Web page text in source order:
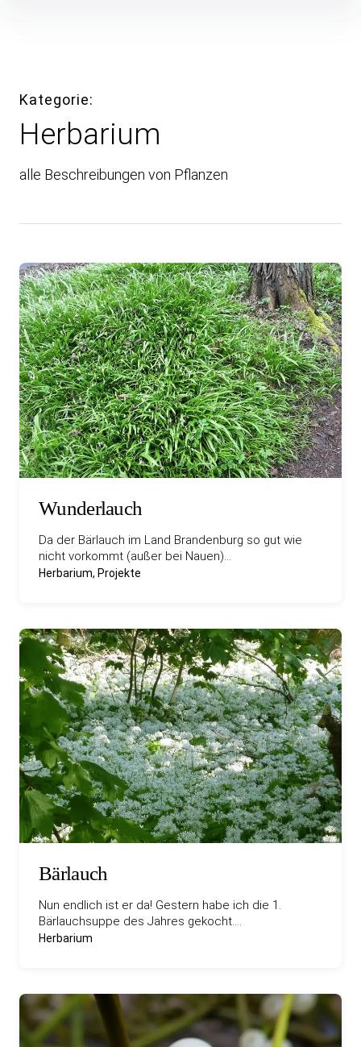
Kategorie
Herbarium
alle Beschreibungen von Pflanzen
Wunderlauch
Da der Bärlauch im Land Brandenburg so gut wie
nicht vorkommt (außer bei Nauen)…
Herbarium, Projekte
Bärlauch
Nun endlich ist er da! Gestern habe ich die 1.
Bärlauchsuppe des Jahres gekocht.…
Herbarium